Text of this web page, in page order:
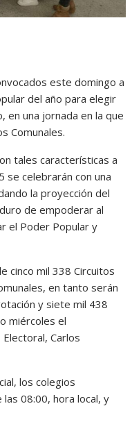
este domingo a
del año para elegir
una jornada en la que
Comunales.
tales características a
se celebrarán con una
la proyección del
de empoderar al
el Poder Popular y
cinco mil 338 Circuitos
en tanto serán
y siete mil 438
miércoles el
Carlos
los colegios
08:00, hora local, y